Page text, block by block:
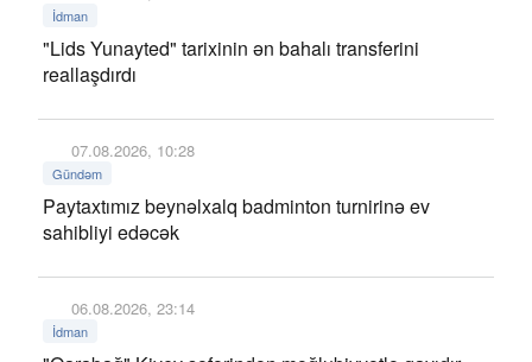
İdman
"Lids Yunayted" tarixinin ən bahalı transferini
reallaşdırdı
07.08.2026, 10:28
Gündəm
Paytaxtımız beynəlxalq badminton turnirinə ev
sahibliyi edəcək
06.08.2026, 23:14
İdman